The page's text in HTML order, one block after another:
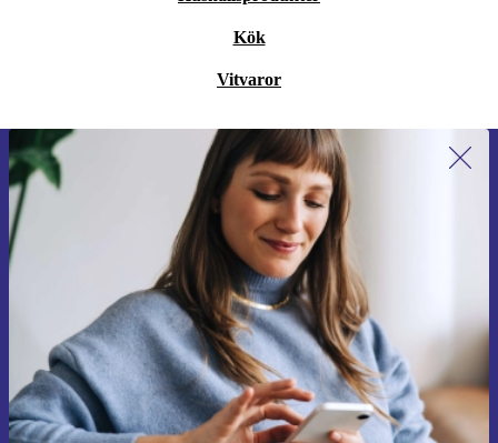
Kök
Vitvaror
Anmäl dig till vårt nyhetsbrev för
första gången och spara 200 kr!
Missa aldrig ett erbjudande igen.
Begär kupong
Information om användningen av personuppgifter finns i vår
Integritetspolicy